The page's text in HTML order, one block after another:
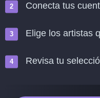
Conecta tus
Elige los artistas
Revisa tu